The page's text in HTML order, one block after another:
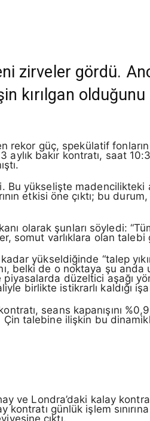
zirveler gördü.
kırılgan
rekor güç, spekülatif
bakır kontratı, saat
Bu yükselişte
etkisi öne çıktı; bu
olarak şunları söyledi:
somut varlıklara olan talebi
yükseldiğinde “talep
de o noktaya şu anda
piyasalarda düzeltici aşağı
birlikte istikrarlı kaldığı
seans kapanışını
talebine ilişkin bu
ve Londra’daki kalay
günlük işlem sınırına
çıktı.